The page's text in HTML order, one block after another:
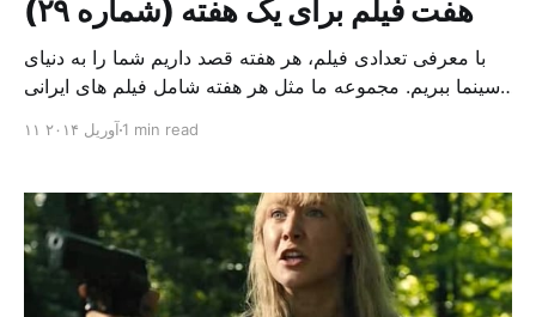
هفت فیلم برای یک هفته (شماره ۲۹)
با معرفی تعدادی فیلم، هر هفته قصد داریم شما را به دنیای
سینما ببریم. مجموعه ما مثل هر هفته شامل فیلم های ایرانی
و چند فیلم از سینمای جهان است، فیلم های ایرانی مثل:
“گناهکاران”، فیلمی متفاوت از سینمای پلیسی ایران فیلم
بخش
۱۱ آوریل ۲۰۱۴ 1 min read